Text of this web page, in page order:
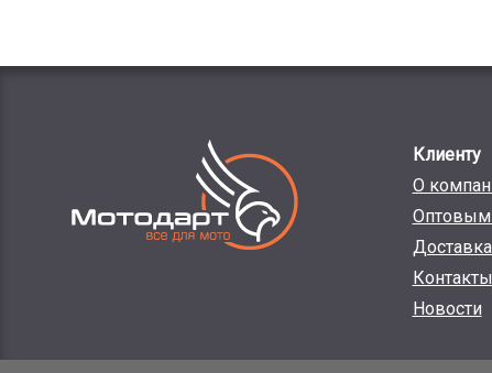
Клиенту
О
Оптовым
Контакты
Новости